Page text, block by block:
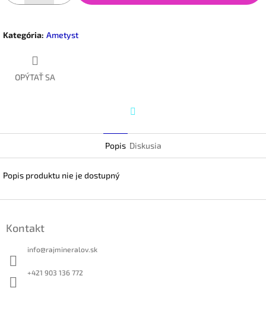
Kategória: Ametyst
OPÝTAŤ SA
Popis Diskusia
Popis produktu nie je dostupný
Kontakt
info@rajmineralov.sk
+421 903 136 772